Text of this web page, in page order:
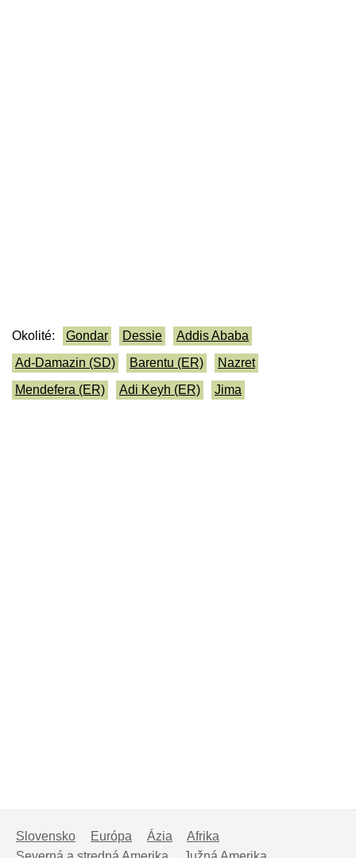
Okolité: Gondar Dessie
Addis Ababa
Ad-Damazin (SD)
Barentu (ER)
Nazret
Mendefera (ER)
Adi Keyh (ER) Jima
Slovensko Európa Ázia
Afrika